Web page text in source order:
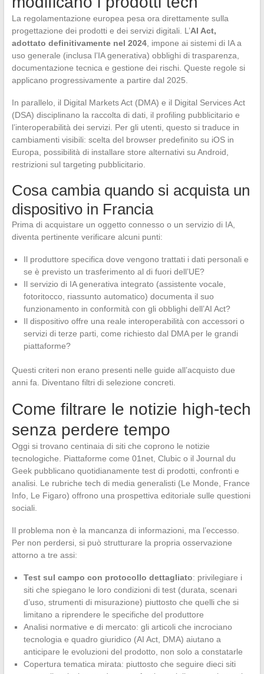
La regolamentazione europea pesa ora direttamente sulla
progettazione dei prodotti e dei servizi digitali. L’AI Act,
adottato definitivamente nel 2024, impone ai sistemi di IA a
uso generale (inclusa l’IA generativa) obblighi di trasparenza,
documentazione tecnica e gestione dei rischi. Queste regole si
applicano progressivamente a partire dal 2025.
In parallelo, il Digital Markets Act (DMA) e il Digital Services Act
(DSA) disciplinano la raccolta di dati, il profiling pubblicitario e
l’interoperabilità dei servizi. Per gli utenti, questo si traduce in
cambiamenti visibili: scelta del browser predefinito su iOS in
Europa, possibilità di installare store alternativi su Android,
restrizioni sul targeting pubblicitario.
Cosa cambia quando si acquista un
dispositivo in Francia
Prima di acquistare un oggetto connesso o un servizio di IA,
diventa pertinente verificare alcuni punti:
Il produttore specifica dove vengono trattati i dati personali e
se è previsto un trasferimento al di fuori dell’UE?
Il servizio di IA generativa integrato (assistente vocale,
fotoritocco, riassunto automatico) documenta il suo
funzionamento in conformità con gli obblighi dell’AI Act?
Il dispositivo offre una reale interoperabilità con accessori o
servizi di terze parti, come richiesto dal DMA per le grandi
piattaforme?
Questi criteri non erano presenti nelle guide all’acquisto due
anni fa. Diventano filtri di selezione concreti.
Come filtrare le notizie high-tech
senza perdere tempo
Oggi si trovano centinaia di siti che coprono le notizie
tecnologiche. Piattaforme come 01net, Clubic o il Journal du
Geek pubblicano quotidianamente test di prodotti, confronti e
analisi. Le rubriche tech di media generalisti (Le Monde, France
Info, Le Figaro) offrono una prospettiva editoriale sulle questioni
sociali.
Il problema non è la mancanza di informazioni, ma l’eccesso.
Per non perdersi, si può strutturare la propria osservazione
attorno a tre assi:
Test sul campo con protocollo dettagliato: privilegiare i
siti che spiegano le loro condizioni di test (durata, scenari
d’uso, strumenti di misurazione) piuttosto che quelli che si
limitano a riprendere le specifiche del produttore
Analisi normative e di mercato: gli articoli che incrociano
tecnologia e quadro giuridico (AI Act, DMA) aiutano a
anticipare le evoluzioni del prodotto, non solo a constatarle
Copertura tematica mirata: piuttosto che seguire dieci siti